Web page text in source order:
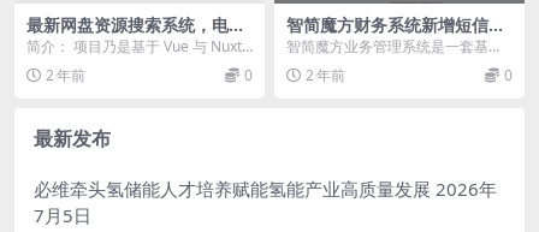
最新网盘资源搜索系统，电视
直播，Alist聚合播放
简介： 项目乃是基于 Vue 与 Nuxt.j
s 技术打造的网盘搜索项目，持续
开...2 年前 0
智简魔方财务系统新增短信宝
短信插件
智简魔方业务管理系统是一套基于P
HP+MYSQL构建开源免费的业务管
理系统。具有...
2 年前 0
最新发布
必维牵头氢储能人才培养赋能氢能产业高质量发展 2026年
7月5日